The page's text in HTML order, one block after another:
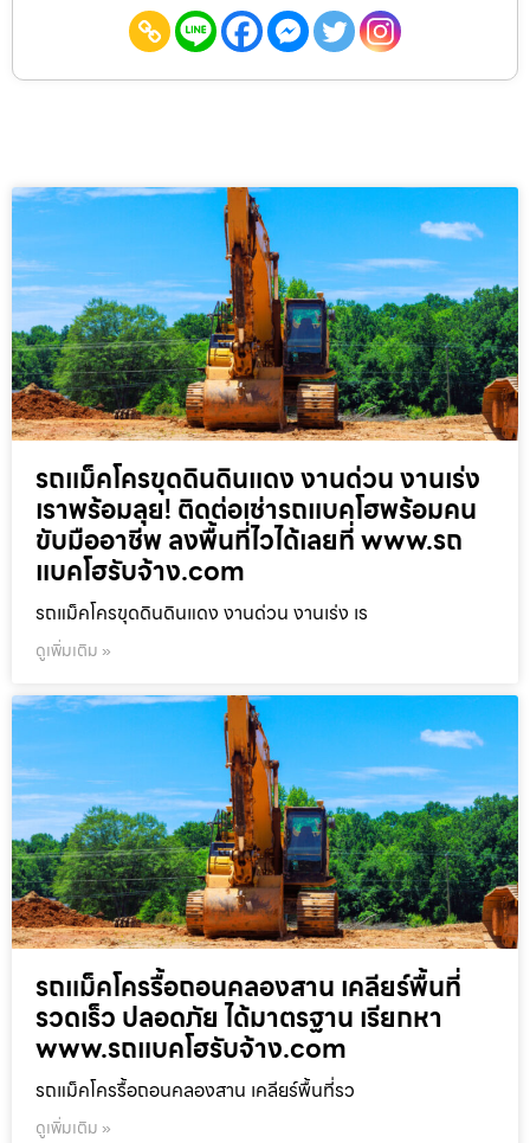
รถแม็คโครขุดดินดินแดง งานด่วน งานเร่ง
เราพร้อมลุย! ติดต่อเช่ารถแบคโฮพร้อมคน
ขับมืออาชีพ ลงพื้นที่ไวได้เลยที่ www.รถ
แบคโฮรับจ้าง.com
รถแม็คโครขุดดินดินแดง งานด่วน งานเร่ง เร
ดูเพิ่มเติม »
รถแม็คโครรื้อถอนคลองสาน เคลียร์พื้นที่
รวดเร็ว ปลอดภัย ได้มาตรฐาน เรียกหา
www.รถแบคโฮรับจ้าง.com
รถแม็คโครรื้อถอนคลองสาน เคลียร์พื้นที่รว
ดูเพิ่มเติม »